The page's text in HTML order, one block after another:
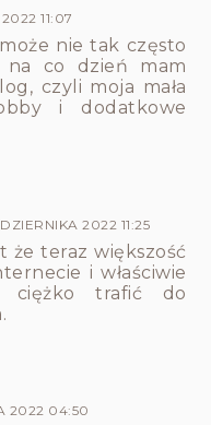
11:07
nie tak często
na co dzień mam
czyli moja mała
i dodatkowe
2022 11:25
że teraz większość
i właściwie
ciężko trafić do
2022 04:50